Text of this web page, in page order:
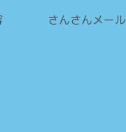
さんさんメール